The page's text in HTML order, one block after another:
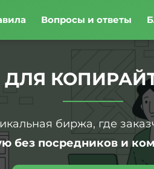
Вопросы и ответы
биржа, где
без посредников и